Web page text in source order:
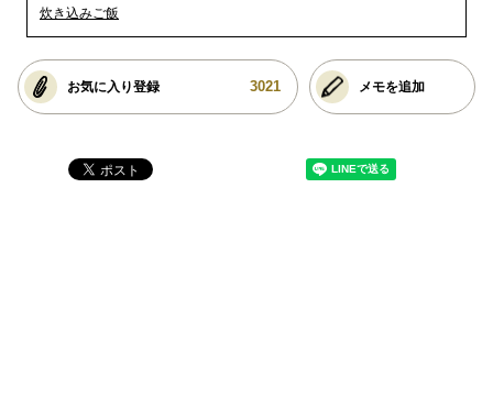
炊き込みご飯
お気に入り登録 3021 メモを追加